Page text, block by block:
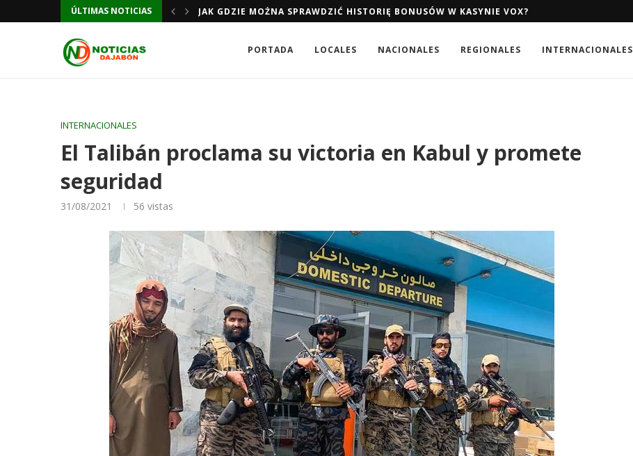
ÚLTIMAS NOTICIAS JAK GDZIE MOŻNA SPRAWDZIĆ HISTORIĘ BONUSÓW W KASYNIE VOX?
PORTADA LOCALES NACIONALES REGIONALES INTERNACIONALES
INTERNACIONALES
El Talibán proclama su victoria en Kabul y promete
seguridad
31/08/2021 56 vistas